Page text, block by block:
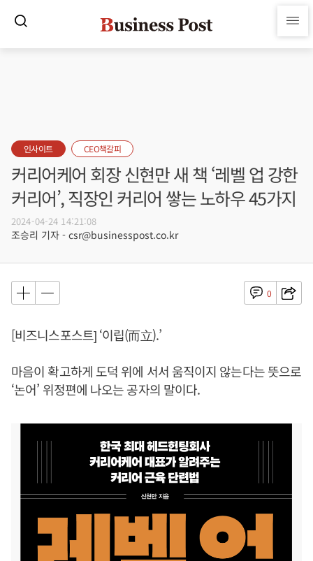
인사이트 CEO책갈피
커리어케어 회장 신현만 새 책 ‘레벨 업 강한
커리어’, 직장인 커리어 쌓는 노하우 45가지
2024-04-24 14:21:08
조승리 기자 - csr@businesspost.co.kr
0
[비즈니스포스트] ‘이립(而立).’
마음이 확고하게 도덕 위에 서서 움직이지 않는다는 뜻으로
‘논어’ 위정편에 나오는 공자의 말이다.